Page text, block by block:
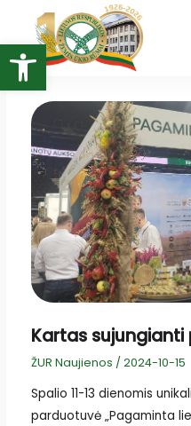
Open toolbar
turinio
Kartas
ŽUR Naujienos / 2024-10-15
Spalio 11-13 dienomis
parduotuvė „Pagaminta